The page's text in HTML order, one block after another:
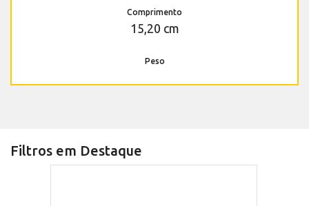
Comprimento
15,20 cm
Peso
Filtros em Destaque